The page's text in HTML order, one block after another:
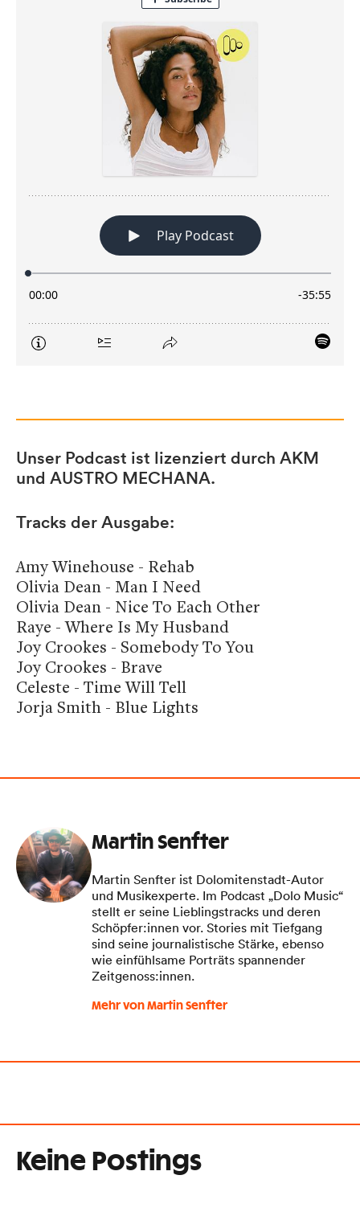
Unser Podcast ist lizenziert durch AKM
und AUSTRO MECHANA.
Tracks der Ausgabe:
Amy Winehouse - Rehab
Olivia Dean - Man I Need
Olivia Dean - Nice To Each Other
Raye - Where Is My Husband
Joy Crookes - Somebody To You
Joy Crookes - Brave
Celeste - Time Will Tell
Jorja Smith - Blue Lights
Martin Senfter
Martin Senfter ist Dolomitenstadt-Autor
und Musikexperte. Im Podcast „Dolo Music“
stellt er seine Lieblingstracks und deren
Schöpfer:innen vor. Stories mit Tiefgang
sind seine journalistische Stärke, ebenso
wie einfühlsame Porträts spannender
Zeitgenoss:innen.
Mehr von Martin Senfter
Keine Postings